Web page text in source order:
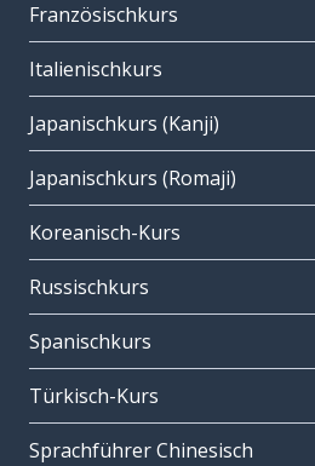
Französischkurs
Italienischkurs
Japanischkurs (Kanji)
Japanischkurs (Romaji)
Koreanisch-Kurs
Russischkurs
Spanischkurs
Türkisch-Kurs
Sprachführer Chinesisch